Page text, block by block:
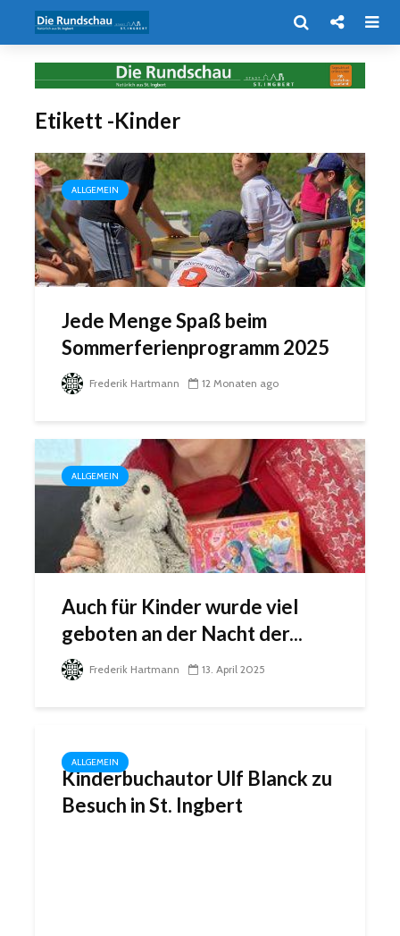
Etikett -Kinder
ALLGEMEIN
Jede Menge Spaß beim
Sommerferienprogramm 2025
Frederik Hartmann 12 Monaten ago
ALLGEMEIN
Auch für Kinder wurde viel
geboten an der Nacht der...
Frederik Hartmann 13. April 2025
ALLGEMEIN
Kinderbuchautor Ulf Blanck zu
Besuch in St. Ingbert